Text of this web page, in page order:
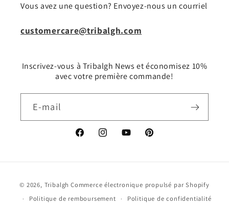
Vous avez une question? Envoyez-nous un courriel
customercare@tribalgh.com
Inscrivez-vous à Tribalgh News et économisez 10%
avec votre première commande!
E-mail
FacebookInstagramYouTubePinterest
© 2026, Tribalgh Commerce électronique propulsé par Shopify
Politique de remboursement
Politique de confidentialité